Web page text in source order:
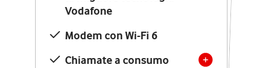
Vodafone
Modem con Wi-Fi 6
Chiamate a consumo
Modem Seven con Wi-Fi 7
Chiamate illimitate verso
numeri fissi e mobili
nazionali